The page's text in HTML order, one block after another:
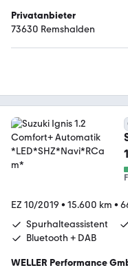
Privatanbieter
73630 Remshalden
EZ 10/2019 • 15.600 km •
Spurhalteassistent
Bluetooth + DAB
WELLER Performance